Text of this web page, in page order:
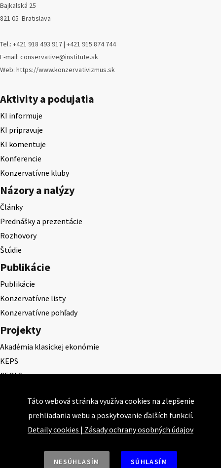
Bajkalská 25
821 05 Bratislava
Tel.: +421 918 493 917 | +421 915 874 744
E-mail: conservative@institute.sk
Web: https://www.konzervativizmus.sk
Aktivity a podujatia
KI informuje
KI pripravuje
KI komentuje
Konferencie
Konzervatívne kluby
Názory a nalýzy
Články
Prednášky a prezentácie
Rozhovory
Štúdie
Publikácie
Publikácie
Konzervatívne listy
Konzervatívne pohľady
Projekty
Akadémia klasickej ekonómie
KEPS
CEQLS
Cena Ernesta Valka
Študentská esej
Deň daňového odbremenenia
Táto webová stránka využíva cookies na zlepšenie
prehliadania webu a poskytovanie ďalších funkcií.
Detaily cookies | Zásady ochrany osobných údajov
NESÚHLASÍM SÚHLASÍM